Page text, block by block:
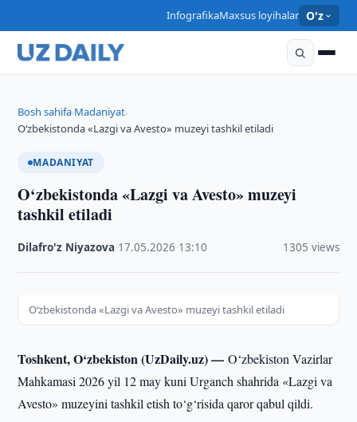
InfografikaMaxsus loyihalar O'z
Bosh sahifa›Madaniyat›
O‘zbekistonda «Lazgi va Avesto» muzeyi tashkil etiladi
MADANIYAT
O‘zbekistonda «Lazgi va Avesto» muzeyi
tashkil etiladi
Dilafro'z Niyazova 17.05.2026 13:10 1305 views
O‘zbekistonda «Lazgi va Avesto» muzeyi tashkil etiladi
Toshkent, O‘zbekiston (UzDaily.uz) —O‘zbekiston Vazirlar
Mahkamasi 2026 yil 12 may kuni Urganch shahrida «Lazgi va
Avesto» muzeyini tashkil etish to‘g‘risida qaror qabul qildi.